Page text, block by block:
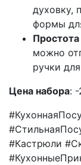
духовку,
формы
можно
ручки
Цена набора: -
#Кастрюли